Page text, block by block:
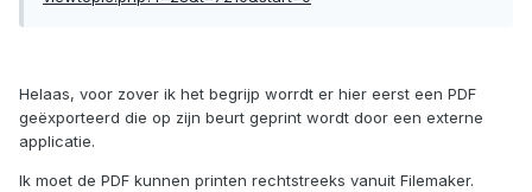
Helaas, voor zover ik het begrijp worrdt er hier eerst een PDF
geëxporteerd die op zijn beurt geprint wordt door een externe
applicatie.
Ik moet de PDF kunnen printen rechtstreeks vanuit Filemaker.